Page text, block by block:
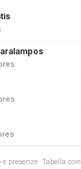
presenze. Tabella